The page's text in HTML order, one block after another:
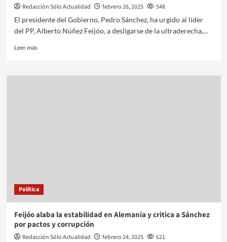
Redacción Sólo Actualidad febrero 26, 2025
548
El presidente del Gobierno, Pedro Sánchez, ha urgido al líder
del PP, Alberto Núñez Feijóo, a desligarse de la ultraderecha,...
Leer más
Política
Feijóo alaba la estabilidad en Alemania y critica a Sánchez
por pactos y corrupción
Redacción Sólo Actualidad febrero 24, 2025
621